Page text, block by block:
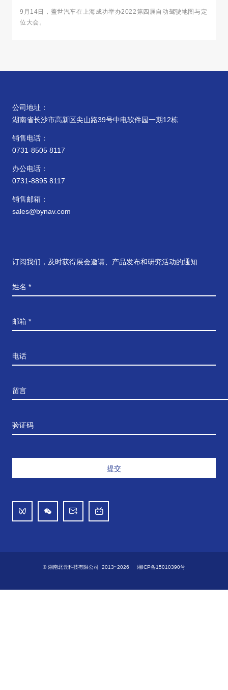
9月14日，盖世汽车在上海成功举办2022第四届自动驾驶地图与定
位大会。
公司地址：
湖南省长沙市高新区尖山路39号中电软件园一期12栋
销售电话：
0731-8505 8117
办公电话：
0731-8895 8117
销售邮箱：
sales@bynav.com
订阅我们，及时获得展会邀请、产品发布和研究活动的通知
姓名 *
邮箱 *
电话
留言
验证码
提交
© 湖南北云科技有限公司 2013~2026 湘ICP备15010390号